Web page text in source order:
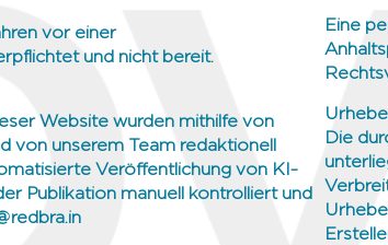
Eine
Die
vor einer
und nicht bereit.
Website wurden mithilfe von
von unserem Team redaktionell
Veröffentlichung von KI-
Publikation manuell kontrolliert und